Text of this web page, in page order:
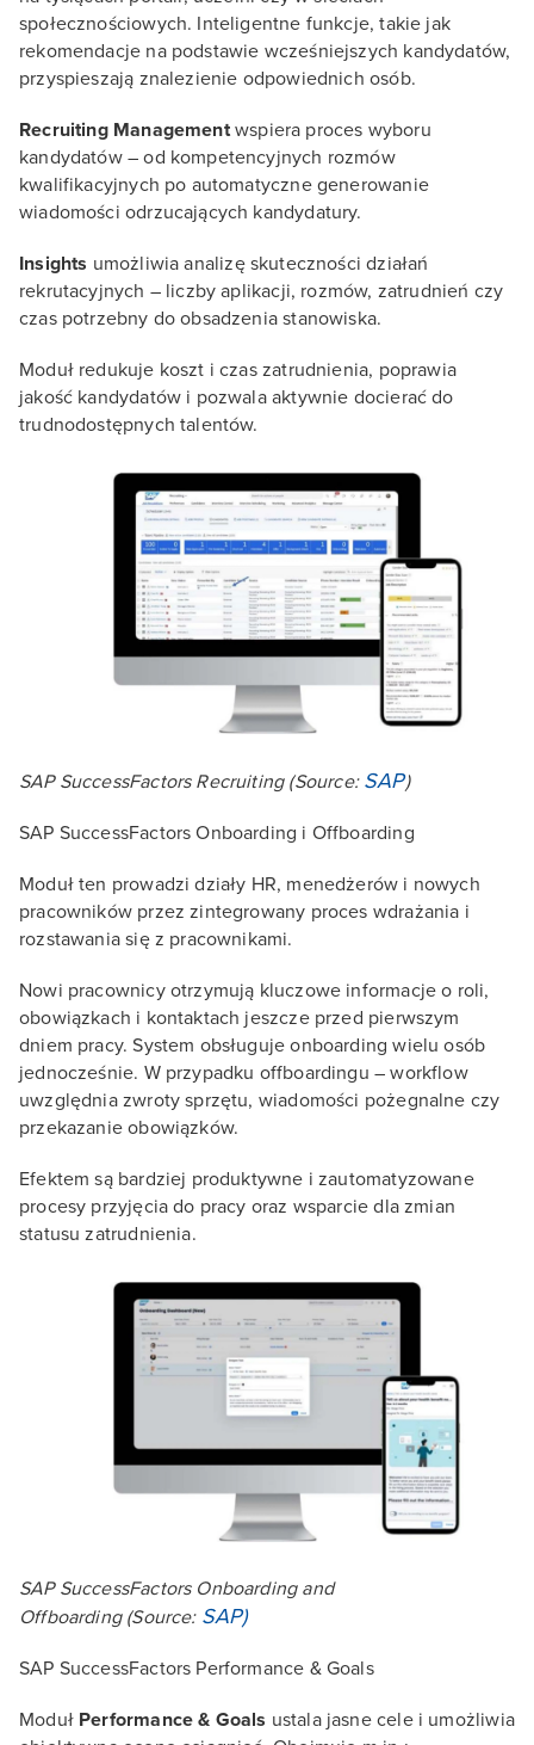
społecznościowych. Inteligentne funkcje, takie jak
rekomendacje na podstawie wcześniejszych kandydatów,
przyspieszają znalezienie odpowiednich osób.
Recruiting Managementwspiera proces wyboru
kandydatów – od kompetencyjnych rozmów
kwalifikacyjnych po automatyczne generowanie
wiadomości odrzucających kandydatury.
Insights umożliwia analizę skuteczności działań
rekrutacyjnych – liczby aplikacji, rozmów, zatrudnień czy
czas potrzebny do obsadzenia stanowiska.
Moduł redukuje koszt i czas zatrudnienia, poprawia
jakość kandydatów i pozwala aktywnie docierać do
trudnodostępnych talentów.
SAP SuccessFactors Recruiting (Source: SAP)
SAP SuccessFactors Onboarding i Offboarding
Moduł ten prowadzi działy HR, menedżerów i nowych
pracowników przez zintegrowany proces wdrażania i
rozstawania się z pracownikami.
Nowi pracownicy otrzymują kluczowe informacje o roli,
obowiązkach i kontaktach jeszcze przed pierwszym
dniem pracy. System obsługuje onboarding wielu osób
jednocześnie. W przypadku offboardingu – workflow
uwzględnia zwroty sprzętu, wiadomości pożegnalne czy
przekazanie obowiązków.
Efektem są bardziej produktywne i zautomatyzowane
procesy przyjęcia do pracy oraz wsparcie dla zmian
statusu zatrudnienia.
SAP SuccessFactors Onboarding and
Offboarding (Source: SAP)
SAP SuccessFactors Performance & Goals
Moduł Performance & Goals ustala jasne cele i umożliwia